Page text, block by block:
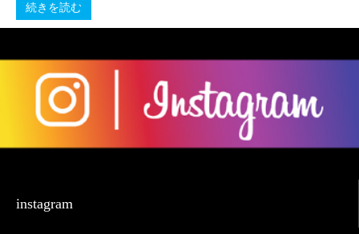
続きを読む
instagram